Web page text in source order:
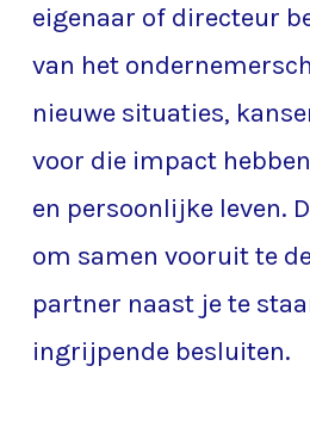
eigenaar of directeur
van het
nieuwe situaties,
voor die impact
en persoonlijke leven.
om samen vooruit te
partner naast je te
ingrijpende besluiten.